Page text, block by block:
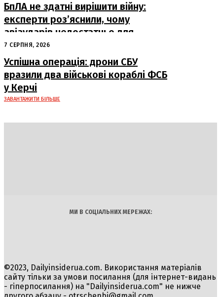
БпЛА не здатні вирішити війну:
експерти роз’яснили, чому
авіаударів недостатньо для
досягнення миру
7 СЕРПНЯ, 2026
Успішна операція: дрони СБУ
вразили два військові кораблі ФСБ
у Керчі
ЗАВАНТАЖИТИ БІЛЬШЕ
МИ В СОЦІАЛЬНИХ МЕРЕЖАХ:
©2023, Dailyinsiderua.com. Використання матеріалів
сайту тільки за умови посилання (для інтернет-видань
- гіперпосилання) на "Dailyinsiderua.com" не нижче